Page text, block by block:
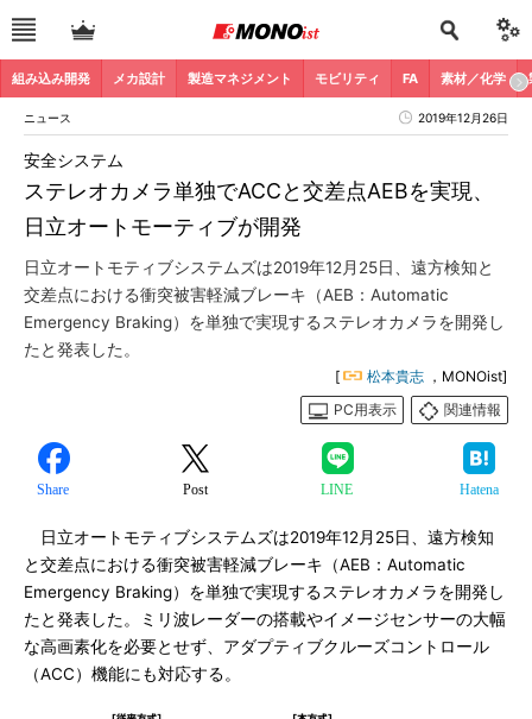
組み込み開発 メカ設計 製造マネジメント モビリティ FA 素材／化学
ニュース 2019年12月26日
ステレオカメラ単独でACCと交差点AEBを実現、
日立オートモーティブが開発
安全システム
日立オートモティブシステムズは2019年12月25日、遠方検知と
交差点における衝突被害軽減ブレーキ（AEB：Automatic
Emergency Braking）を単独で実現するステレオカメラを開発し
たと発表した。
[ 松本貴志 ，MONOist]
PC用表示
関連情報
Share Post LINE Hatena
日立オートモティブシステムズは2019年12月25日、遠方検知
と交差点における衝突被害軽減ブレーキ（AEB：Automatic
Emergency Braking）を単独で実現するステレオカメラを開発し
たと発表した。ミリ波レーダーの搭載やイメージセンサーの大幅
な高画素化を必要とせず、アダプティブクルーズコントロール
（ACC）機能にも対応する。